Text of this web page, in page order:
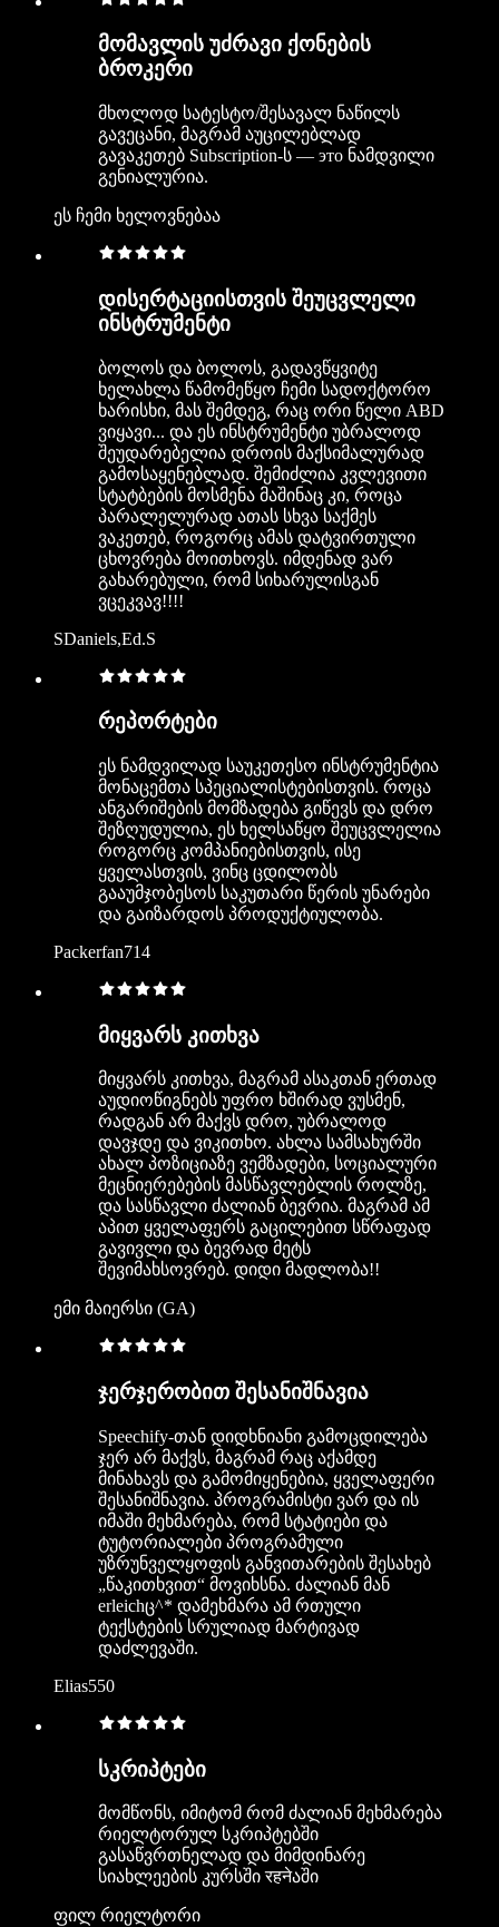
მომავლის უძრავი ქონების
ბროკერი
მხოლოდ სატესტო/შესავალ ნაწილს
გავეცანი, მაგრამ აუცილებლად
გავაკეთებ Subscription-ს — это ნამდვილი
გენიალურია.
ეს ჩემი ხელოვნებაა
დისერტაციისთვის შეუცვლელი
ინსტრუმენტი
ბოლოს და ბოლოს, გადავწყვიტე
ხელახლა წამომეწყო ჩემი სადოქტორო
ხარისხი, მას შემდეგ, რაც ორი წელი ABD
ვიყავი... და ეს ინსტრუმენტი უბრალოდ
შეუდარებელია დროის მაქსიმალურად
გამოსაყენებლად. შემიძლია კვლევითი
სტატბების მოსმენა მაშინაც კი, როცა
პარალელურად ათას სხვა საქმეს
ვაკეთებ, როგორც ამას დატვირთული
ცხოვრება მოითხოვს. იმდენად ვარ
გახარებული, რომ სიხარულისგან
ვცეკვავ!!!!
SDaniels,Ed.S
რეპორტები
ეს ნამდვილად საუკეთესო ინსტრუმენტია
მონაცემთა სპეციალისტებისთვის. როცა
ანგარიშების მომზადება გიწევს და დრო
შეზღუდულია, ეს ხელსაწყო შეუცვლელია
როგორც კომპანიებისთვის, ისე
ყველასთვის, ვინც ცდილობს
გააუმჯობესოს საკუთარი წერის უნარები
და გაიზარდოს პროდუქტიულობა.
Packerfan714
მიყვარს კითხვა
მიყვარს კითხვა, მაგრამ ასაკთან ერთად
აუდიოწიგნებს უფრო ხშირად ვუსმენ,
რადგან არ მაქვს დრო, უბრალოდ
დავჯდე და ვიკითხო. ახლა სამსახურში
ახალ პოზიციაზე ვემზადები, სოციალური
მეცნიერებების მასწავლებლის როლზე,
და სასწავლი ძალიან ბევრია. მაგრამ ამ
აპით ყველაფერს გაცილებით სწრაფად
გავივლი და ბევრად მეტს
შევიმახსოვრებ. დიდი მადლობა!!
ემი მაიერსი (GA)
ჯერჯერობით შესანიშნავია
Speechify-თან დიდხნიანი გამოცდილება
ჯერ არ მაქვს, მაგრამ რაც აქამდე
მინახავს და გამომიყენებია, ყველაფერი
შესანიშნავია. პროგრამისტი ვარ და ის
იმაში მეხმარება, რომ სტატიები და
ტუტორიალები პროგრამული
უზრუნველყოფის განვითარების შესახებ
„წაკითხვით“ მოვიხსნა. ძალიან მან
erleichც^* დამეხმარა ამ რთული
ტექსტების სრულიად მარტივად
დაძლევაში.
Elias550
სკრიპტები
მომწონს, იმიტომ რომ ძალიან მეხმარება
რიელტორულ სკრიპტებში
გასაწვრთნელად და მიმდინარე
სიახლეების კურსში रहनेაში
ფილ რიელტორი